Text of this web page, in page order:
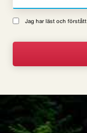
Jag har läst och förstått